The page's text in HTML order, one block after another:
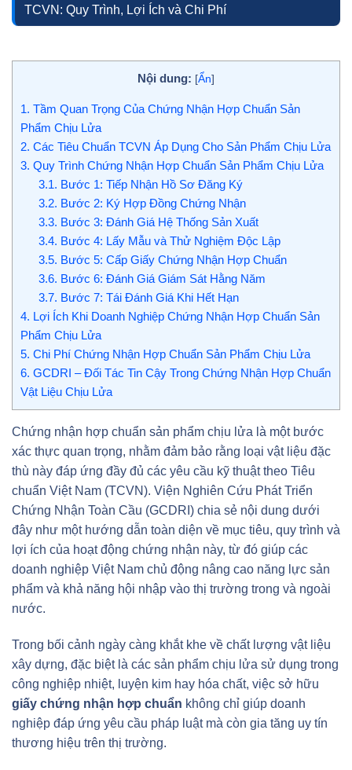
TCVN: Quy Trình, Lợi Ích và Chi Phí
Nội dung: [Ẩn]
1. Tầm Quan Trọng Của Chứng Nhận Hợp Chuẩn Sản
Phẩm Chịu Lửa
2. Các Tiêu Chuẩn TCVN Áp Dụng Cho Sản Phẩm Chịu Lửa
3. Quy Trình Chứng Nhận Hợp Chuẩn Sản Phẩm Chịu Lửa
3.1. Bước 1: Tiếp Nhận Hồ Sơ Đăng Ký
3.2. Bước 2: Ký Hợp Đồng Chứng Nhận
3.3. Bước 3: Đánh Giá Hệ Thống Sản Xuất
3.4. Bước 4: Lấy Mẫu và Thử Nghiệm Độc Lập
3.5. Bước 5: Cấp Giấy Chứng Nhận Hợp Chuẩn
3.6. Bước 6: Đánh Giá Giám Sát Hằng Năm
3.7. Bước 7: Tái Đánh Giá Khi Hết Hạn
4. Lợi Ích Khi Doanh Nghiệp Chứng Nhận Hợp Chuẩn Sản
Phẩm Chịu Lửa
5. Chi Phí Chứng Nhận Hợp Chuẩn Sản Phẩm Chịu Lửa
6. GCDRI – Đối Tác Tin Cậy Trong Chứng Nhận Hợp Chuẩn
Vật Liệu Chịu Lửa
Chứng nhận hợp chuẩn sản phẩm chịu lửa là một bước
xác thực quan trọng, nhằm đảm bảo rằng loại vật liệu đặc
thù này đáp ứng đầy đủ các yêu cầu kỹ thuật theo Tiêu
chuẩn Việt Nam (TCVN). Viện Nghiên Cứu Phát Triển
Chứng Nhận Toàn Cầu (GCDRI) chia sẻ nội dung dưới
đây như một hướng dẫn toàn diện về mục tiêu, quy trình và
lợi ích của hoạt động chứng nhận này, từ đó giúp các
doanh nghiệp Việt Nam chủ động nâng cao năng lực sản
phẩm và khả năng hội nhập vào thị trường trong và ngoài
nước.
Trong bối cảnh ngày càng khắt khe về chất lượng vật liệu
xây dựng, đặc biệt là các sản phẩm chịu lửa sử dụng trong
công nghiệp nhiệt, luyện kim hay hóa chất, việc sở hữu
giấy chứng nhận hợp chuẩn không chỉ giúp doanh
nghiệp đáp ứng yêu cầu pháp luật mà còn gia tăng uy tín
thương hiệu trên thị trường.